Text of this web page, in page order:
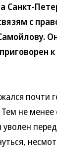
с
почти
не менее